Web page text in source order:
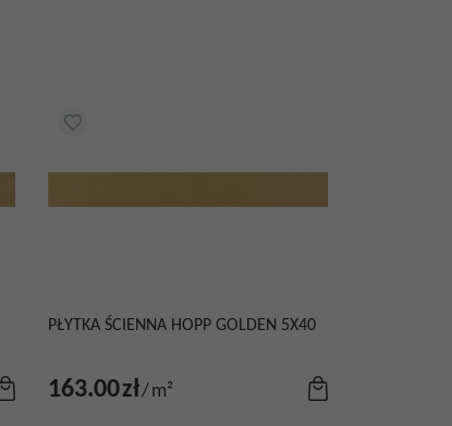
PŁYTKA ŚCIENNA HOPP GOLDEN 5X40
163.00zł/ m²